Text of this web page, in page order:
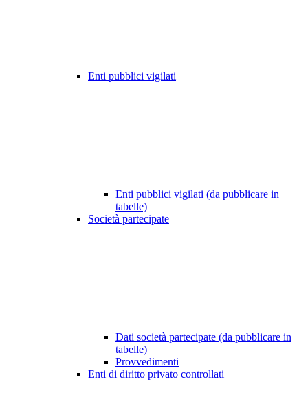
Enti pubblici vigilati
Enti pubblici vigilati (da pubblicare in
tabelle)
Società partecipate
Dati società partecipate (da pubblicare in
tabelle)
Provvedimenti
Enti di diritto privato controllati